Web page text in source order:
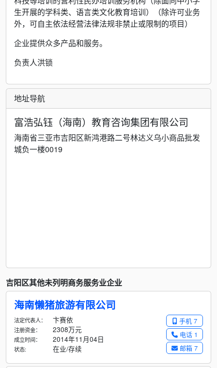
生开展的学科类、语言类文化教育培训）（除许可业务
外，可自主依法经营法律法规非禁止或限制的项目）
企业提供众多产品和服务。
负责人洪锁
地址导航
富浩弘钰（海南）教育咨询集团有限公司
海南省三亚市吉阳区新鸿港路二号林达义乌小商品批发
城负一楼0019
吉阳区其他未列明商务服务业企业
海南懒猪旅游有限公司
手机 7
电话 1
邮箱 7
法定代表人： 卞赛依
注册资金： 2308万元
成立时间： 2014年11月04日
状态: 在业/存续